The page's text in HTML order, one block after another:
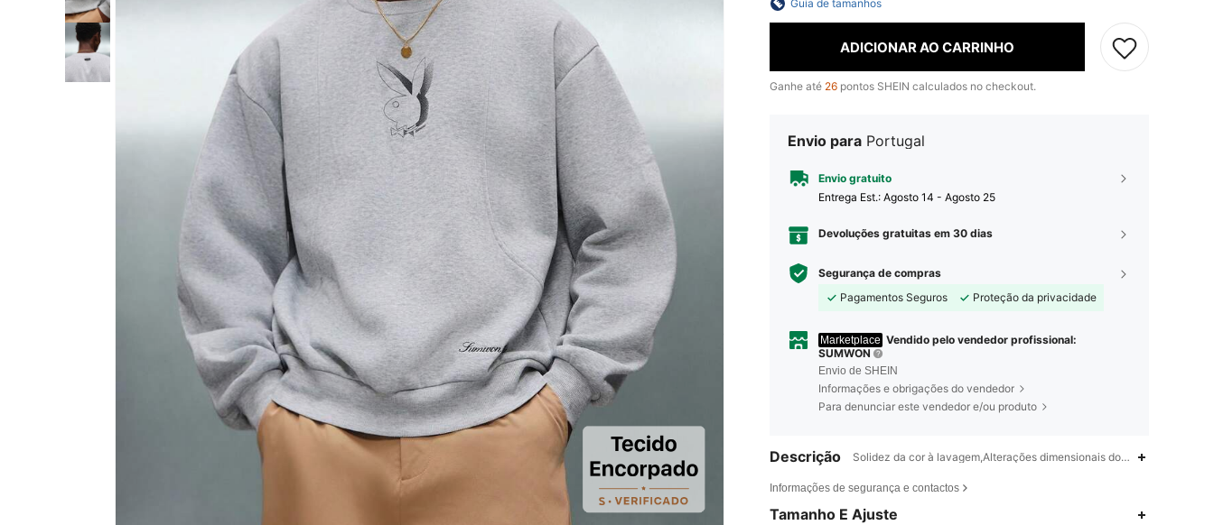
Guia de tamanhos
ADICIONAR AO CARRINHO
Ganhe até 26 pontos SHEIN calculados no checkout.
Envio para Portugal
Envio gratuito
Entrega Est.: Agosto 14 - Agosto 25
Devoluções gratuitas em 30 dias
Segurança de compras
Pagamentos Seguros
Proteção da privacidade
Marketplace Vendido pelo vendedor profissional:
SUMWON
Envio de SHEIN
Informações e obrigações do vendedor
Para denunciar este vendedor e/ou produto
Descrição Solidez da cor à lavagem,Alterações dimensionais dos tecidos após a
Informações de segurança e contactos
Tamanho E Ajuste
4,83